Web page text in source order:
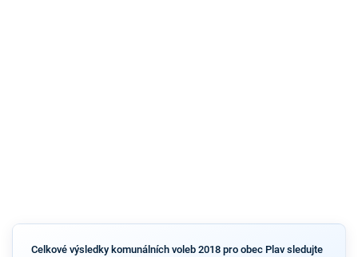
Celkové výsledky komunálních voleb 2018 pro obec Plav sledujte